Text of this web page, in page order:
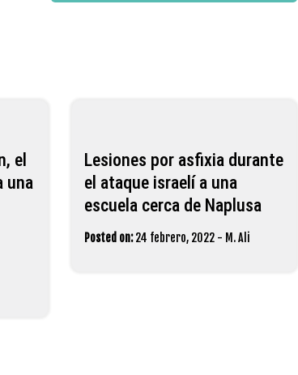
el
una
Lesiones por asfixia durante
el ataque israelí a una
escuela cerca de Naplusa
Posted on: 24 febrero, 2022- M. Ali